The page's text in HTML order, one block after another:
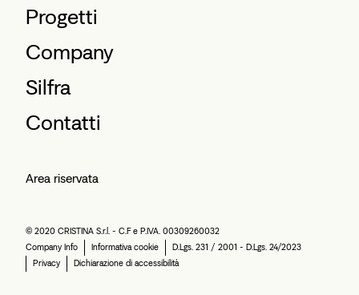
Progetti
Company
Silfra
Contatti
Area riservata
© 2020 CRISTINA S.r.l. - C.F e P.IVA. 00309260032
Company Info
Informativa cookie
D.Lgs. 231 / 2001 - D.Lgs. 24/2023
Privacy
Dichiarazione di accessibilità